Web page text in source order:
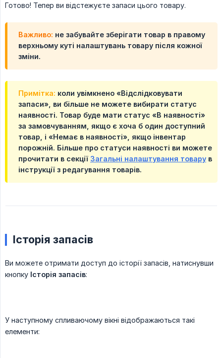
Готово! Тепер ви відстежуєте запаси цього товару.
Важливо: не забувайте зберігати товар в правому
верхньому куті налаштувань товару після кожної
зміни.
Примітка: коли увімкнено «Відслідковувати
запаси», ви більше не можете вибирати статус
наявності. Товар буде мати статус «В наявності»
за замовчуванням, якщо є хоча б один доступний
товар, і «Немає в наявності», якщо інвентар
порожній. Більше про статуси наявності ви можете
прочитати в секції Загальні налаштування товару в
інструкції з редагування товарів.
Історія запасів
Ви можете отримати доступ до історії запасів, натиснувши
кнопку Історія запасів:
У наступному спливаючому вікні відображаються такі
елементи: